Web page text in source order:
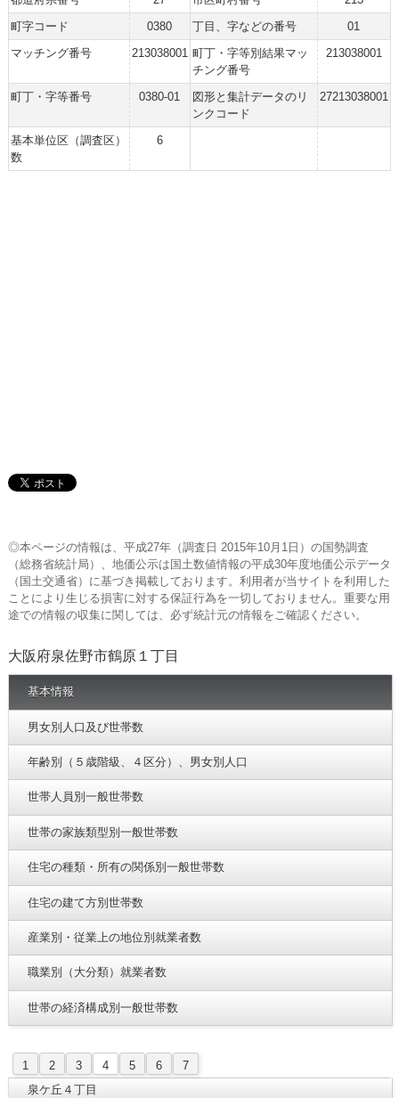
町字コード
0380 丁目、字などの番号
01
マッチング番号
213038001 町丁・字等別結果マッ
チング番号
213038001
町丁・字等番号 0380-01
図形と集計データのリ
ンクコード
27213038001
基本単位区（調査区）
数
6
◎本ページの情報は、平成27年（調査日 2015年10月1日）の国勢調査
（総務省統計局）、地価公示は国土数値情報の平成30年度地価公示データ
（国土交通省）に基づき掲載しております。利用者が当サイトを利用した
ことにより生じる損害に対する保証行為を一切しておりません。重要な用
途での情報の収集に関しては、必ず統計元の情報をご確認ください。
大阪府泉佐野市鶴原１丁目
基本情報
男女別人口及び世帯数
年齢別（５歳階級、４区分）、男女別人口
世帯人員別一般世帯数
世帯の家族類型別一般世帯数
住宅の種類・所有の関係別一般世帯数
住宅の建て方別世帯数
産業別・従業上の地位別就業者数
職業別（大分類）就業者数
世帯の経済構成別一般世帯数
1 2 3 4 5 6
7
泉ケ丘４丁目